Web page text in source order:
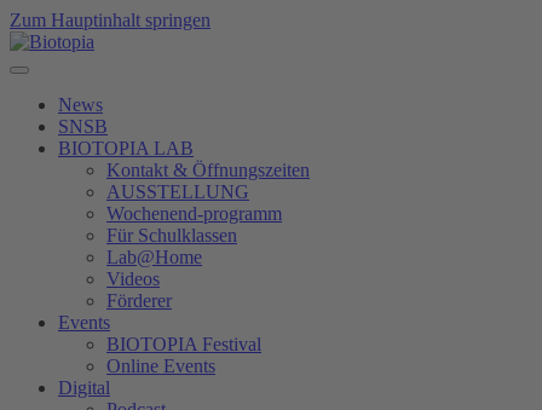
Zum Hauptinhalt springen
News
SNSB
BIOTOPIA LAB
Kontakt & Öffnungszeiten
AUSSTELLUNG
Wochenend-programm
Für Schulklassen
Lab@Home
Videos
Förderer
Events
BIOTOPIA Festival
Online Events
Digital